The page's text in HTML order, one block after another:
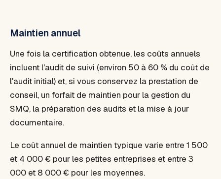
Maintien annuel
Une fois la certification obtenue, les coûts annuels
incluent l'audit de suivi (environ 50 à 60 % du coût de
l'audit initial) et, si vous conservez la prestation de
conseil, un forfait de maintien pour la gestion du
SMQ, la préparation des audits et la mise à jour
documentaire.
Le coût annuel de maintien typique varie entre 1 500
et 4 000 € pour les petites entreprises et entre 3
000 et 8 000 € pour les moyennes.